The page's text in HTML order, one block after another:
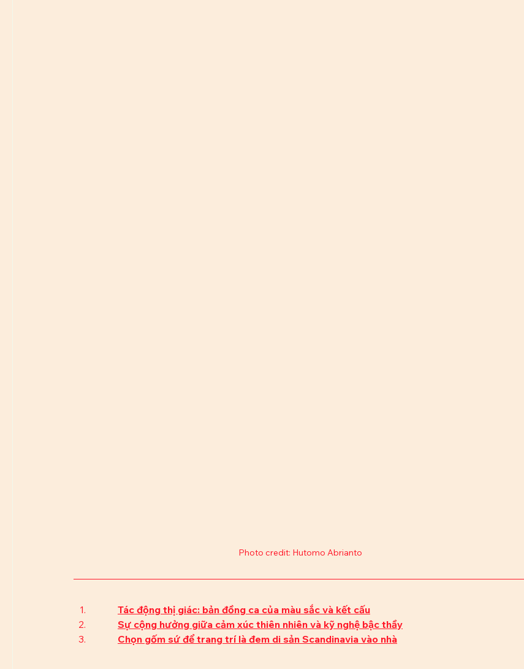
Photo credit: Hutomo Abrianto
Tác động thị giác: bản đồng ca của màu sắc và kết cấu
Sự cộng hưởng giữa cảm xúc thiên nhiên và kỹ nghệ bậc thầy
Chọn gốm sứ để trang trí là đem di sản Scandinavia vào nhà